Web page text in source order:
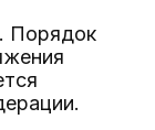
Порядок